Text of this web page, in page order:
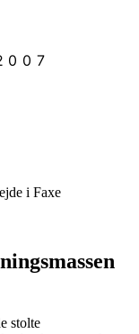
stolte